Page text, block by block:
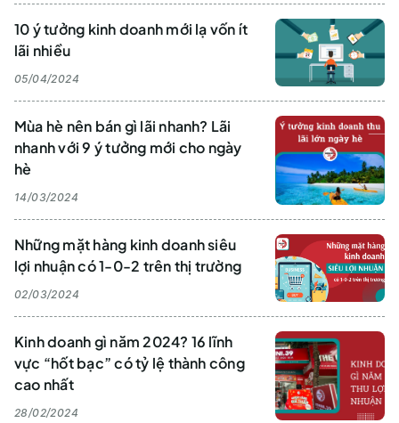
10 ý tưởng kinh doanh mới lạ vốn ít
lãi nhiều
05/04/2024
Mùa hè nên bán gì lãi nhanh? Lãi
nhanh với 9 ý tưởng mới cho ngày
hè
14/03/2024
Những mặt hàng kinh doanh siêu
lợi nhuận có 1-0-2 trên thị trường
02/03/2024
Kinh doanh gì năm 2024? 16 lĩnh
vực “hốt bạc” có tỷ lệ thành công
cao nhất
28/02/2024